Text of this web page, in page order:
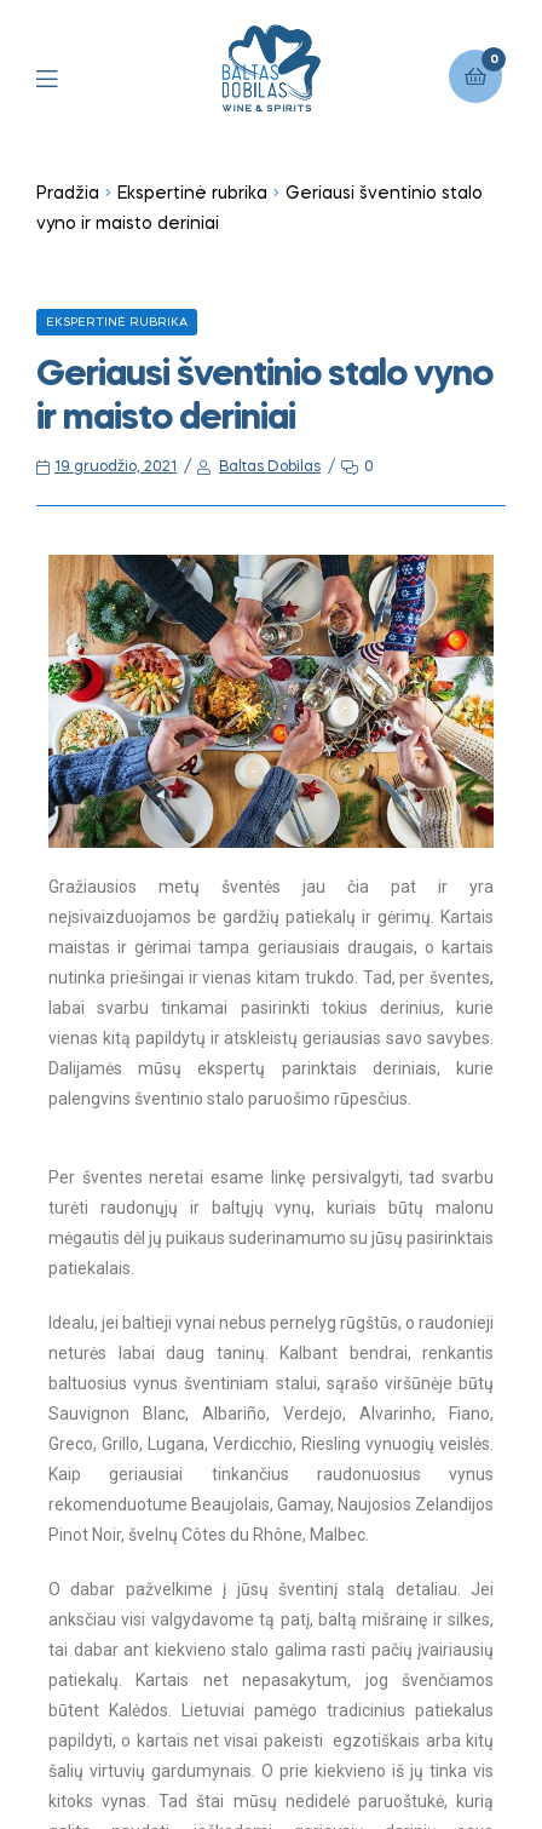
0
Pradžia Ekspertinė rubrika
Geriausi šventinio stalo
vyno ir maisto deriniai
EKSPERTINĖ RUBRIKA
Geriausi šventinio stalo vyno
ir maisto deriniai
19 gruodžio, 2021 Baltas Dobilas 0
Gražiausios metų šventės jau čia pat ir yra
neįsivaizduojamos be gardžių patiekalų ir gėrimų. Kartais
maistas ir gėrimai tampa geriausiais draugais, o kartais
nutinka priešingai ir vienas kitam trukdo. Tad, per šventes,
labai svarbu tinkamai pasirinkti tokius derinius, kurie
vienas kitą papildytų ir atskleistų geriausias savo savybes.
Dalijamės mūsų ekspertų parinktais deriniais, kurie
palengvins šventinio stalo paruošimo rūpesčius.
Per šventes neretai esame linkę persivalgyti, tad svarbu
turėti raudonųjų ir baltųjų vynų, kuriais būtų malonu
mėgautis dėl jų puikaus suderinamumo su jūsų pasirinktais
patiekalais.
Idealu, jei baltieji vynai nebus pernelyg rūgštūs, o raudonieji
neturės labai daug taninų. Kalbant bendrai, renkantis
baltuosius vynus šventiniam stalui, sąrašo viršūnėje būtų
Sauvignon Blanc, Albariño, Verdejo, Alvarinho, Fiano,
Greco, Grillo, Lugana, Verdicchio, Riesling vynuogių veislės.
Kaip geriausiai tinkančius raudonuosius vynus
rekomenduotume Beaujolais, Gamay, Naujosios Zelandijos
Pinot Noir, švelnų Côtes du Rhône, Malbec.
O dabar pažvelkime į jūsų šventinį stalą detaliau. Jei
anksčiau visi valgydavome tą patį, baltą mišrainę ir silkes,
tai dabar ant kiekvieno stalo galima rasti pačių įvairiausių
patiekalų. Kartais net nepasakytum, jog švenčiamos
būtent Kalėdos. Lietuviai pamėgo tradicinius patiekalus
papildyti, o kartais net visai pakeisti egzotiškais arba kitų
šalių virtuvių gardumynais. O prie kiekvieno iš jų tinka vis
kitoks vynas. Tad štai mūsų nedidelė paruoštukė, kurią